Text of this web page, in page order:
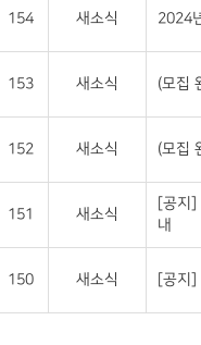
154 새소식 2024
153 새소식 (모집
152 새소식 (모집
151 새소식
[공지]
내
150 새소식 [공지]